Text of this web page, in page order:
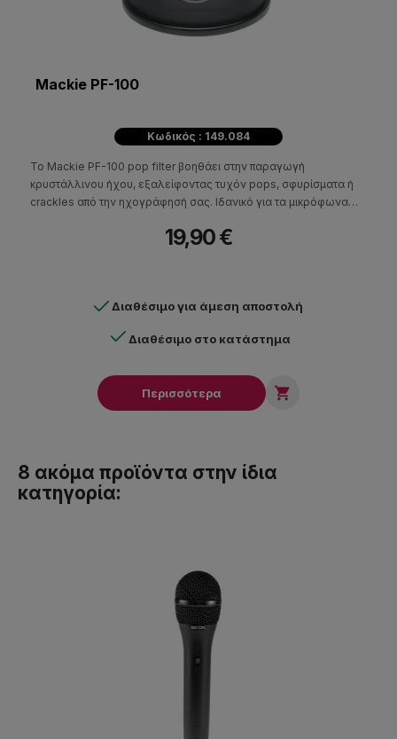
Mackie PF-100
Κωδικός : 149.084
Το Mackie PF-100 pop filter βοηθάει στην παραγωγή
κρυστάλλινου ήχου, εξαλείφοντας τυχόν pops, σφυρίσματα ή
crackles από την ηχογράφησή σας. Ιδανικό για τα μικρόφωνα
19,90 €
Διαθέσιμο για άμεση αποστολή
Διαθέσιμο στο κατάστημα
Περισσότερα 
8 ακόμα προϊόντα στην ίδια
κατηγορία: